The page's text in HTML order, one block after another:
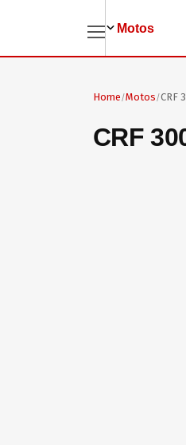
Motos
Home /Motos /CRF
CRF